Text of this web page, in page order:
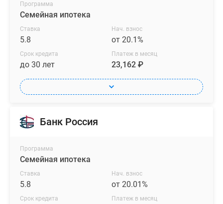
Программа
Семейная ипотека
Ставка
5.8
Нач. взнос
от 20.1%
Срок кредита
до 30 лет
Платеж в месяц
23,162 ₽
Банк Россия
Программа
Семейная ипотека
Ставка
5.8
Нач. взнос
от 20.01%
Срок кредита Платеж в месяц